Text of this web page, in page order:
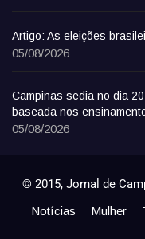
Artigo: As eleições
05/08/2026
Campinas sedia no dia
baseada nos
05/08/2026
© 2015, Jornal de
Notícias Mulher